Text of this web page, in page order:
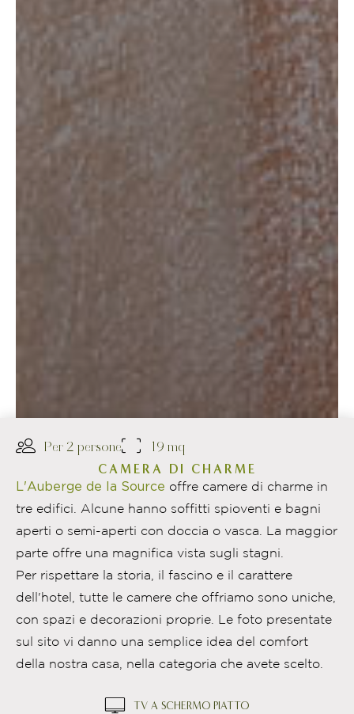
Per 2 persone 19 mq
CAMERA DI CHARME
L'Auberge de la Source offre camere di charme in
tre edifici. Alcune hanno soffitti spioventi e bagni
aperti o semi-aperti con doccia o vasca. La maggior
parte offre una magnifica vista sugli stagni.
Per rispettare la storia, il fascino e il carattere
dell'hotel, tutte le camere che offriamo sono uniche,
con spazi e decorazioni proprie. Le foto presentate
sul sito vi danno una semplice idea del comfort
della nostra casa, nella categoria che avete scelto.
TV A SCHERMO PIATTO